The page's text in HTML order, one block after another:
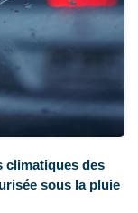
climatiques des
sous la pluie